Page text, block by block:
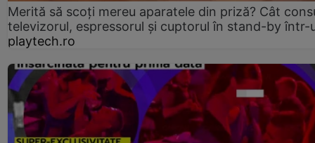
Merită să scoți mereu aparatele din priză? Cât
televizorul, espressorul și cuptorul în stand-by într-
playtech.ro